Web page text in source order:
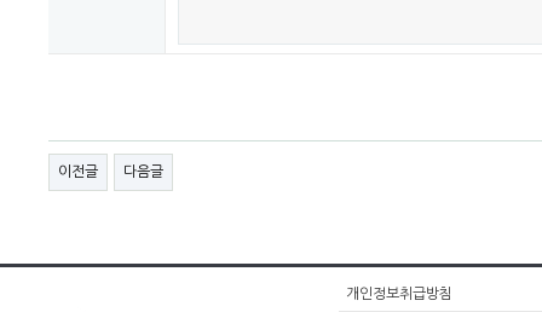
이전글 다음글
개인정보취급방침